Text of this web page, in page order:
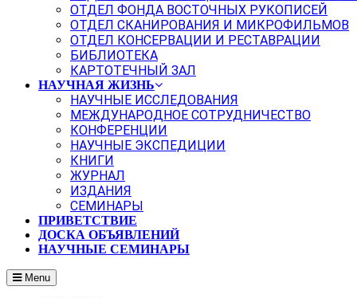
ОТДЕЛ ФОНДА ВОСТОЧНЫХ РУКОПИСЕЙ
ОТДЕЛ СКАНИРОВАНИЯ И МИКРОФИЛЬМОВ
ОТДЕЛ КОНСЕРВАЦИИ И РЕСТАВРАЦИИ
БИБЛИОТЕКА
КАРТОТЕЧНЫЙ ЗАЛ
НАУЧНАЯ ЖИЗНЬ
НАУЧНЫЕ ИССЛЕДОВАНИЯ
МЕЖДУНАРОДНОЕ СОТРУДНИЧЕСТВО
КОНФЕРЕНЦИИ
НАУЧНЫЕ ЭКСПЕДИЦИИ
КНИГИ
ЖУРНАЛ
ИЗДАНИЯ
СЕМИНАРЫ
ПРИВЕТСТВИЕ
ДОСКА ОБЪЯВЛЕНИЙ
НАУЧНЫЕ СЕМИНАРЫ
Menu